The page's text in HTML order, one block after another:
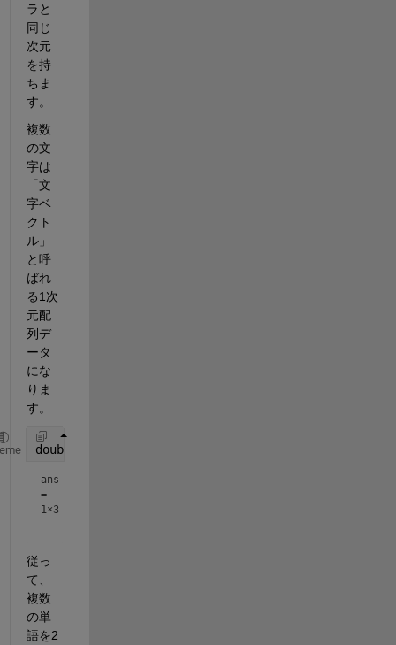
ラと
同じ
次元
を持
ちま
す。
複数
の文
字は
「文
字ベ
クト
ル」
と呼
ばれ
る1次
元配
列デ
ータ
にな
りま
す。
double(
ans
=
1×3
従っ
て、
複数
の単
語を2